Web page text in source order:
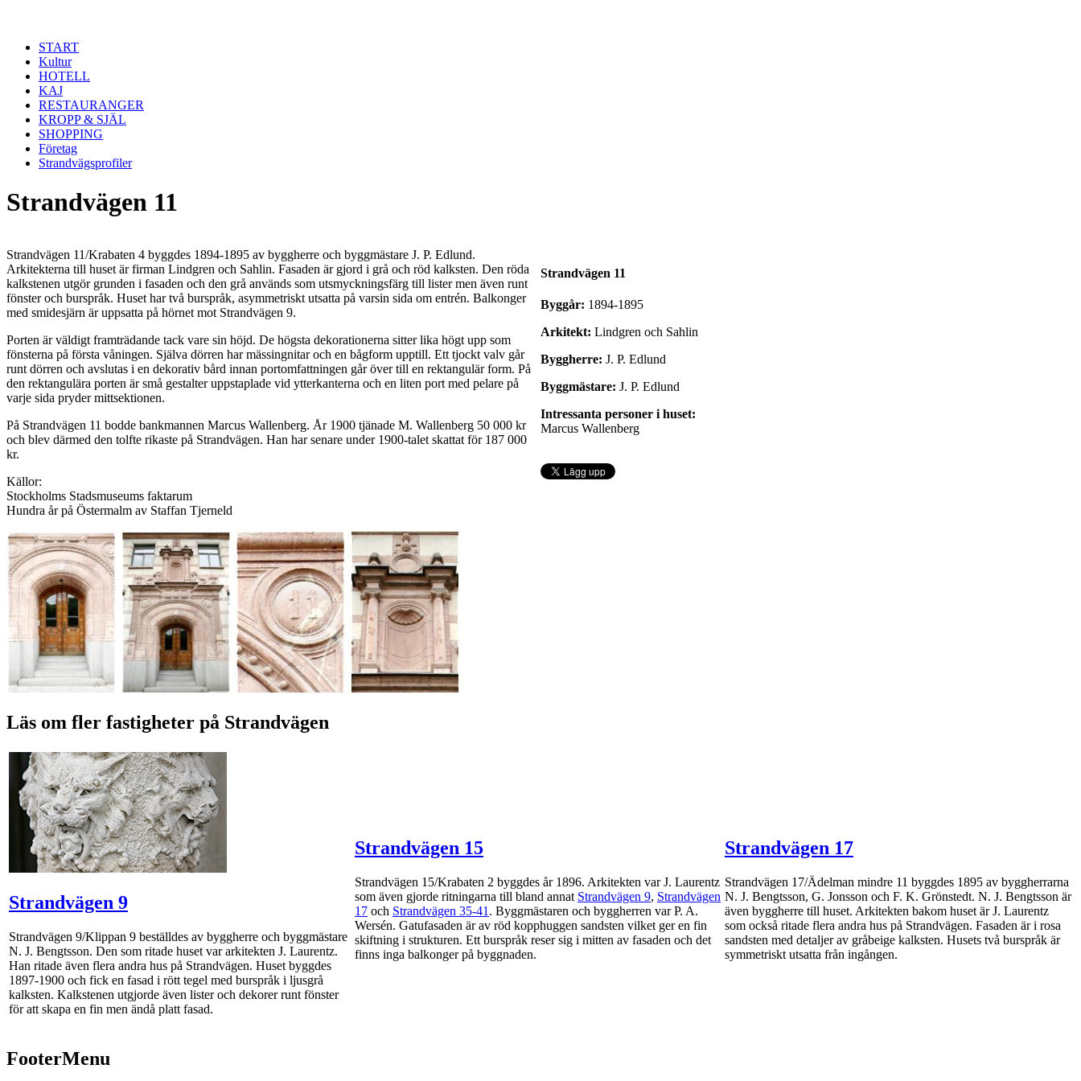
START
Kultur
HOTELL
KAJ
RESTAURANGER
KROPP & SJÄL
SHOPPING
Företag
Strandvägsprofiler
Strandvägen 11
Strandvägen 11/Krabaten 4 byggdes 1894-1895 av byggherre och byggmästare J. P. Edlund.
Arkitekterna till huset är firman Lindgren och Sahlin. Fasaden är gjord i grå och röd kalksten. Den röda
kalkstenen utgör grunden i fasaden och den grå används som utsmyckningsfärg till lister men även runt
fönster och burspråk. Huset har två burspråk, asymmetriskt utsatta på varsin sida om entrén. Balkonger
med smidesjärn är uppsatta på hörnet mot Strandvägen 9.
Porten är väldigt framträdande tack vare sin höjd. De högsta dekorationerna sitter lika högt upp som
fönsterna på första våningen. Själva dörren har mässingnitar och en bågform upptill. Ett tjockt valv går
runt dörren och avslutas i en dekorativ bård innan portomfattningen går över till en rektangulär form. På
den rektangulära porten är små gestalter uppstaplade vid ytterkanterna och en liten port med pelare på
varje sida pryder mittsektionen.
På Strandvägen 11 bodde bankmannen Marcus Wallenberg. År 1900 tjänade M. Wallenberg 50 000 kr
och blev därmed den tolfte rikaste på Strandvägen. Han har senare under 1900-talet skattat för 187 000
kr.
Källor:
Stockholms Stadsmuseums faktarum
Hundra år på Östermalm av Staffan Tjerneld
Strandvägen 11
Byggår: 1894-1895
Arkitekt: Lindgren och Sahlin
Byggherre: J. P. Edlund
Byggmästare: J. P. Edlund
Intressanta personer i huset:
Marcus Wallenberg
Läs om fler fastigheter på Strandvägen
Strandvägen 9
Strandvägen 9/Klippan 9 beställdes av byggherre och byggmästare
N. J. Bengtsson. Den som ritade huset var arkitekten J. Laurentz.
Han ritade även flera andra hus på Strandvägen. Huset byggdes
1897-1900 och fick en fasad i rött tegel med burspråk i ljusgrå
kalksten. Kalkstenen utgjorde även lister och dekorer runt fönster
för att skapa en fin men ändå platt fasad.
Strandvägen 15
Strandvägen 15/Krabaten 2 byggdes år 1896. Arkitekten var J. Laurentz
som även gjorde ritningarna till bland annat Strandvägen 9, Strandvägen
17 och Strandvägen 35-41 . Byggmästaren och byggherren var P. A.
Wersén. Gatufasaden är av röd kopphuggen sandsten vilket ger en fin
skiftning i strukturen. Ett burspråk reser sig i mitten av fasaden och det
finns inga balkonger på byggnaden.
Strandvägen 17
Strandvägen 17/Ädelman mindre 11 byggdes 1895 av byggherrarna
N. J. Bengtsson, G. Jonsson och F. K. Grönstedt. N. J. Bengtsson är
även byggherre till huset. Arkitekten bakom huset är J. Laurentz
som också ritade flera andra hus på Strandvägen. Fasaden är i rosa
sandsten med detaljer av gråbeige kalksten. Husets två burspråk är
symmetriskt utsatta från ingången.
FooterMenu